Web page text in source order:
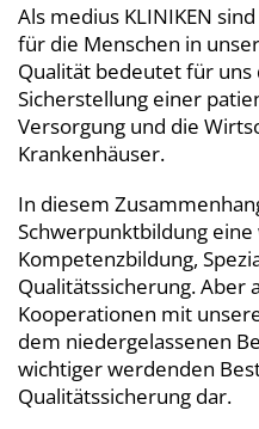
Als medius KLINIKEN
für die Menschen in
Qualität bedeutet für uns
Sicherstellung einer
Versorgung und die
Krankenhäuser.
In diesem
Schwerpunktbildung
Kompetenzbildung,
Qualitätssicherung. Aber
Kooperationen mit
dem niedergelassenen
wichtiger werdenden
Qualitätssicherung dar.